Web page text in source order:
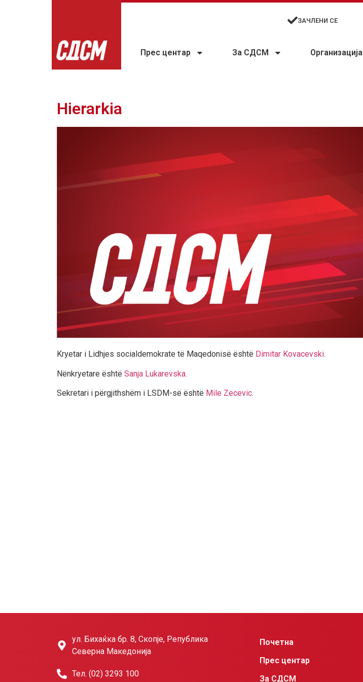
ЗАЧЛЕНИ СЕ
Прес центар За СДСМ Организација
Hierarkia
Kryetar i Lidhjes socialdemokrate të Maqedonisë është Dimitar Kovacevski.
Nënkryetare është Sanja Lukarevska.
Sekretari i përgjithshëm i LSDM-së është Mile Zecevic.
ул. Бихаќка бр. 8, Скопје, Република
Северна Македонија
Тел. (02) 3293 100
Почетна
Прес центар
За СДСМ